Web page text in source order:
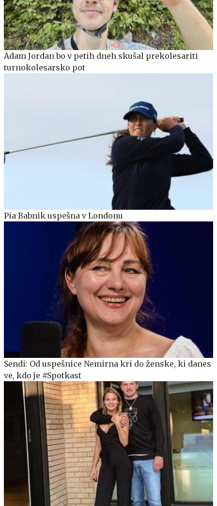
Adam Jordan bo v petih dneh skušal prekolesariti
turnokolesarsko pot
Pia Babnik uspešna v Londonu
Sendi: Od uspešnice Nemirna kri do ženske, ki danes
ve, kdo je #Spotkast